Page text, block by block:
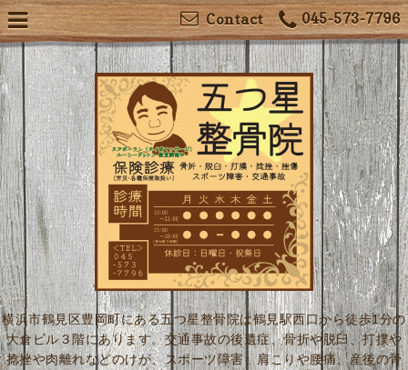
045-573-7796
Contact
横浜市鶴見区豊岡町にある五つ星整骨院は鶴見駅西口から徒歩1分の
大倉ビル３階にあります。交通事故の後遺症、骨折や脱臼、打撲や
捻挫や肉離れなどのけが、スポーツ障害、肩こりや腰痛、産後の骨